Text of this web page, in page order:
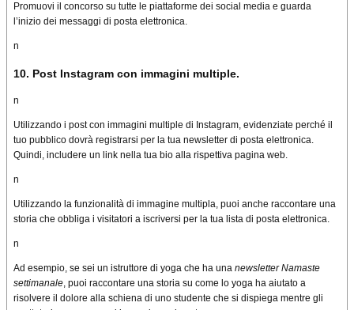
Promuovi il concorso su tutte le piattaforme dei social media e guarda
l’inizio dei messaggi di posta elettronica.
n
10. Post Instagram con immagini multiple.
n
Utilizzando i post con immagini multiple di Instagram, evidenziate perché il
tuo pubblico dovrà registrarsi per la tua newsletter di posta elettronica.
Quindi, includere un link nella tua bio alla rispettiva pagina web.
n
Utilizzando la funzionalità di immagine multipla, puoi anche raccontare una
storia che obbliga i visitatori a iscriversi per la tua lista di posta elettronica.
n
Ad esempio, se sei un istruttore di yoga che ha una newsletter Namaste
settimanale, puoi raccontare una storia su come lo yoga ha aiutato a
risolvere il dolore alla schiena di uno studente che si dispiega mentre gli